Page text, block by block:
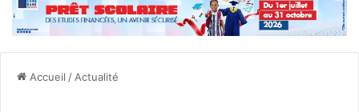
Accueil / Actualité